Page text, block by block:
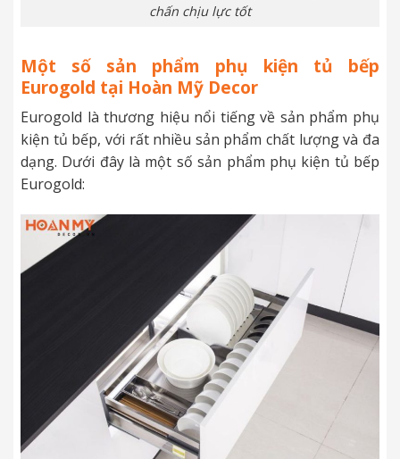
chấn chịu lực tốt
Một số sản phẩm phụ kiện tủ bếp
Eurogold tại Hoàn Mỹ Decor
Eurogold là thương hiệu nổi tiếng về sản phẩm phụ
kiện tủ bếp, với rất nhiều sản phẩm chất lượng và đa
dạng. Dưới đây là một số sản phẩm phụ kiện tủ bếp
Eurogold: